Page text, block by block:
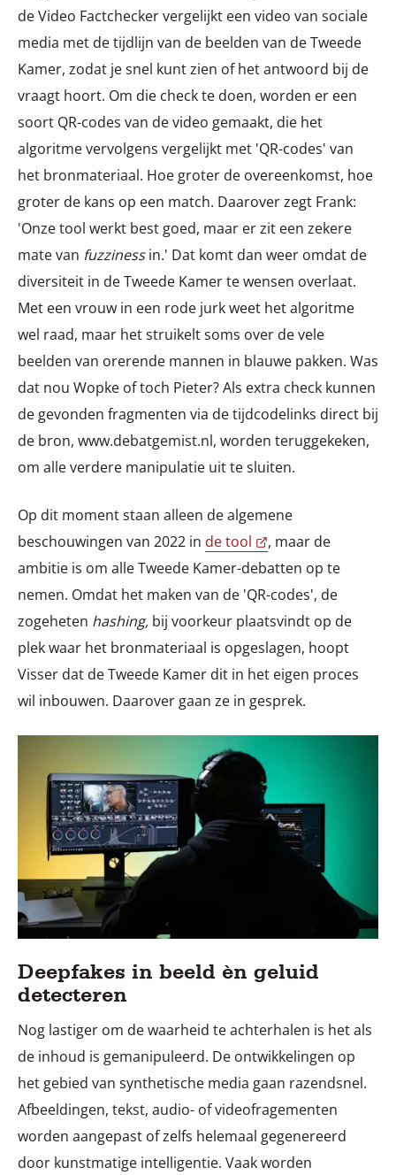
de Video Factchecker vergelijkt een video van sociale
media met de tijdlijn van de beelden van de Tweede
Kamer, zodat je snel kunt zien of het antwoord bij de
vraagt hoort. Om die check te doen, worden er een
soort QR-codes van de video gemaakt, die het
algoritme vervolgens vergelijkt met 'QR-codes' van
het bronmateriaal. Hoe groter de overeenkomst, hoe
groter de kans op een match. Daarover zegt Frank:
'Onze tool werkt best goed, maar er zit een zekere
mate van fuzzinessin.' Dat komt dan weer omdat de
diversiteit in de Tweede Kamer te wensen overlaat.
Met een vrouw in een rode jurk weet het algoritme
wel raad, maar het struikelt soms over de vele
beelden van orerende mannen in blauwe pakken. Was
dat nou Wopke of toch Pieter? Als extra check kunnen
de gevonden fragmenten via de tijdcodelinks direct bij
de bron, www.debatgemist.nl, worden teruggekeken,
om alle verdere manipulatie uit te sluiten.
Op dit moment staan alleen de algemene
beschouwingen van 2022 in de tool
, maar de
ambitie is om alle Tweede Kamer-debatten op te
nemen. Omdat het maken van de 'QR-codes', de
zogeheten hashing, bij voorkeur plaatsvindt op de
plek waar het bronmateriaal is opgeslagen, hoopt
Visser dat de Tweede Kamer dit in het eigen proces
wil inbouwen. Daarover gaan ze in gesprek.
Deepfakes in beeld èn geluid
detecteren
Nog lastiger om de waarheid te achterhalen is het als
de inhoud is gemanipuleerd. De ontwikkelingen op
het gebied van synthetische media gaan razendsnel.
Afbeeldingen, tekst, audio- of videofragementen
worden aangepast of zelfs helemaal gegenereerd
door kunstmatige intelligentie. Vaak worden